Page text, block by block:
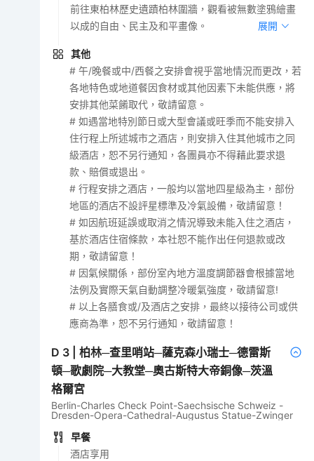
前往東柏林歷史遺蹟柏林圍牆，觀看被無數塗鴉繪畫
以成的自由、民主及和平畫像。
展開
其他
# 午/晚餐或中/西餐之安排會視乎當地情況而更改，若
各地特色或地道餐因食材或其他因素下未能供應，將
安排其他菜餚取代，敬請留意。
# 如遇當地特別節日或大型會議或旺季而不能安排入
住行程上所述城市之酒店，則安排入住其他城市之同
級酒店，恕不另行通知，各團員亦不得藉此要求退
款、賠償或退出。
# 行程安排之酒店，一般均以當地四星級為主，部份
地區的酒店不設評星標準及冷氣設備，敬請留意！
# 如因航班延誤或取消之情況導致未能入住之酒店，
基於酒店住宿條款，本社恕不能作出任何退款或改
期，敬請留意！
# 因氣候關係，部份室內地方溫度調節器會根據當地
法例及實際天氣自動調整冷暖氣強度，敬請留意!
# 以上各膳食或/及酒店之安排，最終以接待公司或供
應商為準，恕不另行通知，敬請留意！
D 3 |柏林─查里哨站─薩克森小瑞士─德雷斯
頓─歌劇院─大教堂─奧古斯特大帝銅像─茨溫
格爾宮
Berlin-Charles Check Point-Saechsische Schweiz -
Dresden-Opera-Cathedral-Augustus Statue-Zwinger
早餐
酒店享用